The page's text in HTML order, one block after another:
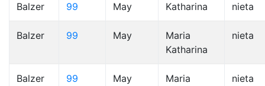
Balzer 99 May Katharina nieta
Balzer 99 May
Maria
Katharina
nieta
Balzer 99 May
Maria
nieta